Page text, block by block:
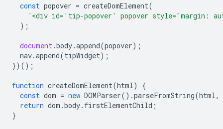
const popover = createDomElement(
`<div id='tip-popover' popover style="margin:
);
document.body.append(popover);
nav.append(tipWidget);
})();
function createDomElement(html)
{
const dom = new DOMParser().parseFromString(html,
return dom .body. firstElementChild ;
}